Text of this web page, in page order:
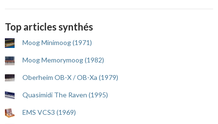
Top articles synthés
Moog Minimoog (1971)
Moog Memorymoog (1982)
Oberheim OB-X / OB-Xa (1979)
Quasimidi The Raven (1995)
EMS VCS3 (1969)